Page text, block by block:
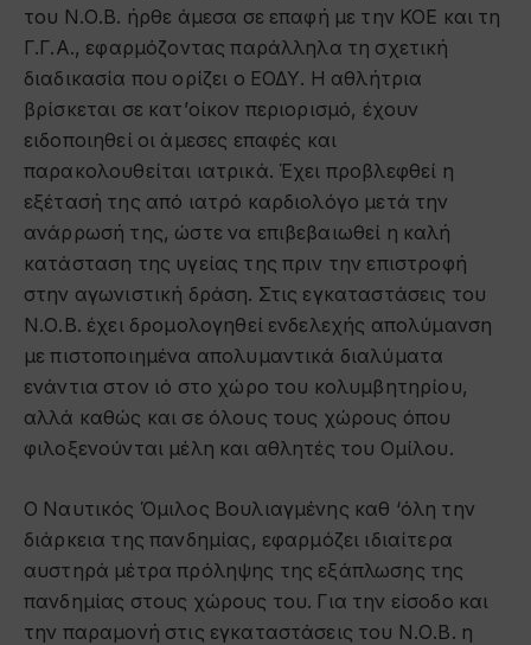
του Ν.Ο.Β. ήρθε άμεσα σε επαφή με την ΚΟΕ και τη
Γ.Γ.Α., εφαρμόζοντας παράλληλα τη σχετική
διαδικασία που ορίζει ο ΕΟΔΥ. Η αθλήτρια
βρίσκεται σε κατ’οίκον περιορισμό, έχουν
ειδοποιηθεί οι άμεσες επαφές και
παρακολουθείται ιατρικά. Έχει προβλεφθεί η
εξέτασή της από ιατρό καρδιολόγο μετά την
ανάρρωσή της, ώστε να επιβεβαιωθεί η καλή
κατάσταση της υγείας της πριν την επιστροφή
στην αγωνιστική δράση. Στις εγκαταστάσεις του
Ν.Ο.Β. έχει δρομολογηθεί ενδελεχής απολύμανση
με πιστοποιημένα απολυμαντικά διαλύματα
ενάντια στον ιό στο χώρο του κολυμβητηρίου,
αλλά καθώς και σε όλους τους χώρους όπου
φιλοξενούνται μέλη και αθλητές του Ομίλου.
Ο Ναυτικός Όμιλος Βουλιαγμένης καθ ‘όλη την
διάρκεια της πανδημίας, εφαρμόζει ιδιαίτερα
αυστηρά μέτρα πρόληψης της εξάπλωσης της
πανδημίας στους χώρους του. Για την είσοδο και
την παραμονή στις εγκαταστάσεις του Ν.Ο.Β. η